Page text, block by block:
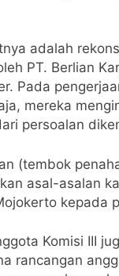
adalah
PT. Berlian
Pada
mereka
persoalan
(tembok
asal-asalan
kepada
Komisi III
rancangan